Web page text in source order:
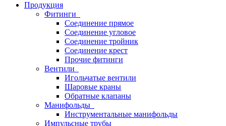
Продукция
Фитинги
Соединение прямое
Соединение угловое
Соединение тройник
Соединение крест
Прочие фитинги
Вентили
Игольчатые вентили
Шаровые краны
Обратные клапаны
Манифольды
Инструментальные манифольды
Импульсные трубы